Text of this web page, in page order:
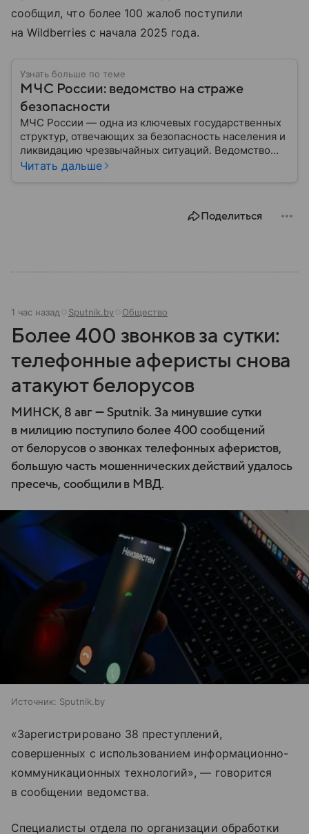
сообщил, что более 100 жалоб поступили
на Wildberries с начала 2025 года.
Узнать больше по теме
МЧС России: ведомство на страже
безопасности
МЧС России — одна из ключевых государственных
структур, отвечающих за безопасность населения и
ликвидацию чрезвычайных ситуаций. Ведомство
играет важную роль в защите граждан от
задачи выполняет и какую роль играет в
Читать дальше
Поделиться
1 час назад Sputnik.by Общество
Более 400 звонков за сутки:
телефонные аферисты снова
атакуют белорусов
МИНСК, 8 авг — Sputnik. За минувшие сутки
в милицию поступило более 400 сообщений
от белорусов о звонках телефонных аферистов,
большую часть мошеннических действий удалось
пресечь, сообщили в МВД.
Источник: Sputnik.by
«Зарегистрировано 38 преступлений,
совершенных с использованием информационно-
коммуникационных технологий», — говорится
в сообщении ведомства.
Специалисты отдела по организации обработки